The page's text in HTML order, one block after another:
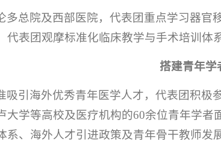
多总院及西部医院，代表团重点学习器官
代表团观摩标准化临床教学与手术培训体
搭建青年学
吸引海外优秀青年医学人才，代表团积极
大学等高校及医疗机构的60余位青年学
系、海外人才引进政策及青年骨干教师